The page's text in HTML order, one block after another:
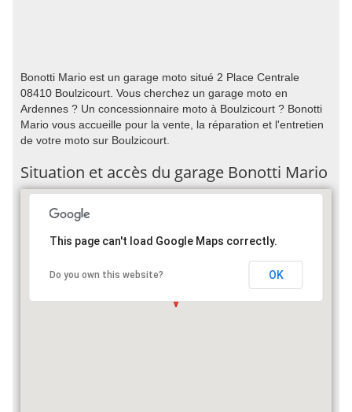
Bonotti Mario est un garage moto situé 2 Place Centrale
08410 Boulzicourt. Vous cherchez un garage moto en
Ardennes ? Un concessionnaire moto à Boulzicourt ? Bonotti
Mario vous accueille pour la vente, la réparation et l'entretien
de votre moto sur Boulzicourt.
Situation et accès du garage Bonotti Mario
This page can't load Google Maps correctly.
Do you own this website? OK